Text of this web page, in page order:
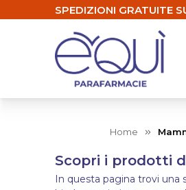
SPEDIZIONI GRATUITE
Home
Scopri i prodotti
In questa pagina trovi